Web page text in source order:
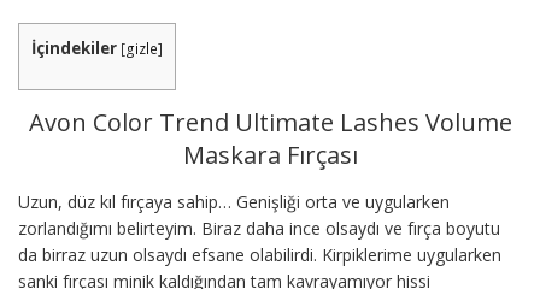
İçindekiler [gizle]
Avon Color Trend Ultimate Lashes Volume
Maskara Fırçası
Uzun, düz kıl fırçaya sahip… Genişliği orta ve uygularken
zorlandığımı belirteyim. Biraz daha ince olsaydı ve fırça boyutu
da birraz uzun olsaydı efsane olabilirdi. Kirpiklerime uygularken
sanki fırçası minik kaldığından tam kavrayamıyor hissi